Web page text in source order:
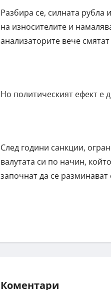
Разбира се, силната
на износителите и
анализаторите вече
Но политическият ефект е
След години санкции,
валутата си по начин,
започнат да се
Коментари